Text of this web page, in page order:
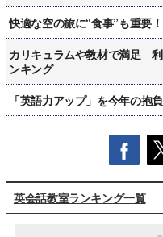
快適な空の旅に“食事”も重要
カリキュラムや教材で満足
ンキング
「英語力アップ」を今年の抱
英会話教室ランキング一覧